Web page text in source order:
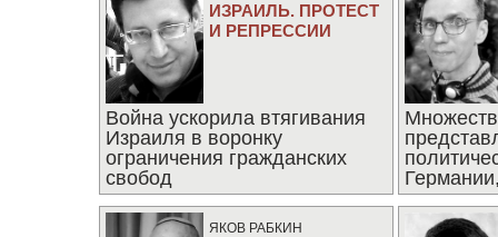
ИЗРАИЛЬ. ПРОТЕСТ
И РЕПРЕССИИ
Война ускорила втягивания
Израиля в воронку
ограничения гражданских
свобод
ЯКОВ РАБКИН